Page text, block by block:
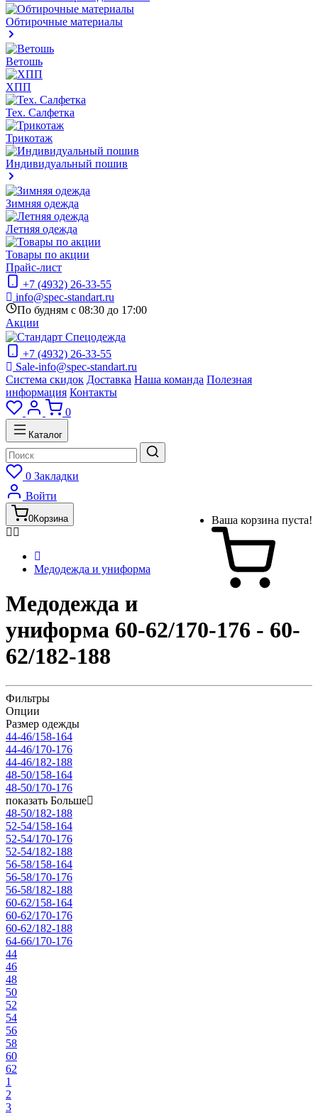
Обтирочные материалы
Ветошь
ХПП
Тех. Салфетка
Трикотаж
Индивидуальный пошив
Зимняя одежда
Летняя одежда
Товары по акции
Прайс-лист
+7 (4932) 26-33-55
info@spec-standart.ru
По будням с 08:30 до 17:00
Акции
+7 (4932) 26-33-55
Sale-info@spec-standart.ru
Система скидок Доставка Наша команда Полезная
информация Контакты
0
Каталог
0 Закладки
Войти
0Корзина Ваша корзина пуста!
Медодежда и униформа
Медодежда и
униформа 60-62/170-176 - 60-
62/182-188
Фильтры
Опции
Размер одежды
44-46/158-164
44-46/170-176
44-46/182-188
48-50/158-164
48-50/170-176
показать Больше
48-50/182-188
52-54/158-164
52-54/170-176
52-54/182-188
56-58/158-164
56-58/170-176
56-58/182-188
60-62/158-164
60-62/170-176
60-62/182-188
64-66/170-176
44
46
48
50
52
54
56
58
60
62
1
2
3